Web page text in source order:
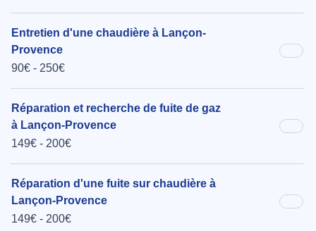
Entretien d'une chaudière à Lançon-
Provence
90€ - 250€
Réparation et recherche de fuite de gaz
à Lançon-Provence
149€ - 200€
Réparation d'une fuite sur chaudière à
Lançon-Provence
149€ - 200€